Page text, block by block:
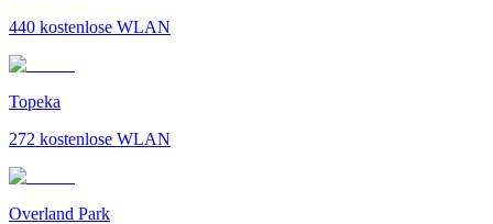
440 kostenlose WLAN
Topeka
272 kostenlose WLAN
Overland Park